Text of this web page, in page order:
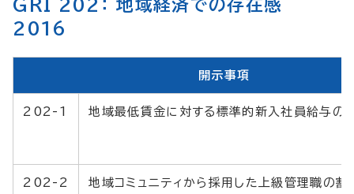
GRI 202： 地域経済での存在感
2016
開示事項
202-1 地域最低賃金に対する標準的新入社員給与の比
202-2 地域コミュニティから採用した上級管理職の割